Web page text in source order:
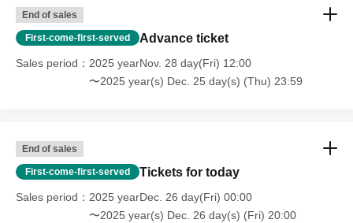
End of sales
First-come-first-served Advance ticket
Sales period
2025 yearNov. 28 day(Fri) 12:00
〜2025 year(s) Dec. 25 day(s) (Thu) 23:59
End of sales
First-come-first-served Tickets for today
Sales period
2025 yearDec. 26 day(Fri) 00:00
〜2025 year(s) Dec. 26 day(s) (Fri) 20:00